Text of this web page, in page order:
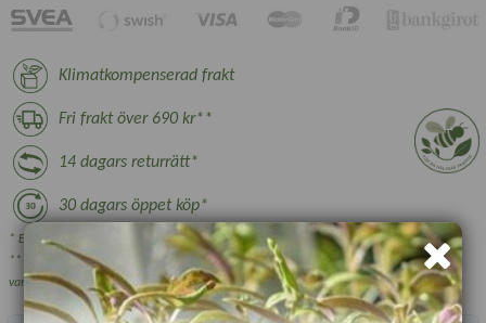
Klimatkompenserad frakt
Fri frakt över 690 kr**
14 dagars returrätt*
30 dagars öppet köp*
* Ej växter, nyttodjur och beställningsvara, se villkor.
** Gäller ej växthus, plantskoleväxter och vissa övriga skrymmande
varor.